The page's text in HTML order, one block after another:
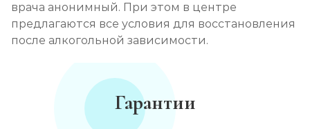
врача анонимный. При этом в центре
предлагаются все условия для восстановления
после алкогольной зависимости.
Гарантии